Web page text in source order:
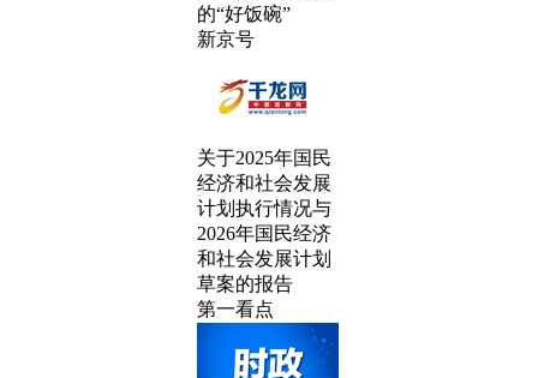
的“好饭碗”
新京号
关于2025年国民
经济和社会发展
计划执行情况与
2026年国民经济
和社会发展计划
草案的报告
第一看点